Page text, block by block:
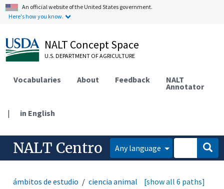
An official website of the United States government.
Here's how you know.
NALT Concept Space
U.S. DEPARTMENT OF AGRICULTURE
Vocabularies About Feedback NALT
Annotator
| in English
NALT Centro Any language
ámbitos de estudio ciencia animal
ciencia avícola
[show all 6 paths]